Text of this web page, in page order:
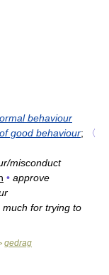
behaviour
good behaviour;
〈
misconduct
• approve
much for trying to
gedrag